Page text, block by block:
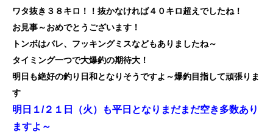
ワタ抜き３８キロ！！抜かなければ４０キロ超えでしたね！
お見事～おめでとうございます！
トンボはバレ、フッキングミスなどもありましたね～
タイミング一つで大爆釣の期待大！
明日も絶好の釣り日和となりそうですよ～爆釣目指して頑張りま
す
明日１/２１日（火）も平日となりまだまだ空き多数あり
ますよ～